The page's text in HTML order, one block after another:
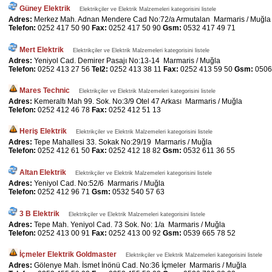
Güney Elektrik Elektrikçiler ve Elektrik Malzemeleri kategorisini listele
Adres: Merkez Mah. Adnan Mendere Cad No:72/a Armutalan Marmaris / Muğla
Telefon: 0252 417 50 90 Fax: 0252 417 50 90 Gsm: 0532 417 49 71
Mert Elektrik Elektrikçiler ve Elektrik Malzemeleri kategorisini listele
Adres: Yeniyol Cad. Demirer Pasajı No:13-14 Marmaris / Muğla
Telefon: 0252 413 27 56 Tel2: 0252 413 38 11 Fax: 0252 413 59 50 Gsm:
Mares Technic Elektrikçiler ve Elektrik Malzemeleri kategorisini listele
Adres: Kemeraltı Mah 99. Sok. No:3/9 Otel 47 Arkası Marmaris / Muğla
Telefon: 0252 412 46 78 Fax: 0252 412 51 13
Heriş Elektrik Elektrikçiler ve Elektrik Malzemeleri kategorisini listele
Adres: Tepe Mahallesi 33. Sokak No:29/19 Marmaris / Muğla
Telefon: 0252 412 61 50 Fax: 0252 412 18 82 Gsm: 0532 611 36 55
Altan Elektrik Elektrikçiler ve Elektrik Malzemeleri kategorisini listele
Adres: Yeniyol Cad. No:52/6 Marmaris / Muğla
Telefon: 0252 412 96 71 Gsm: 0532 540 57 63
3 B Elektrik Elektrikçiler ve Elektrik Malzemeleri kategorisini listele
Adres: Tepe Mah. Yeniyol Cad. 73 Sok. No: 1/a Marmaris / Muğla
Telefon: 0252 413 00 91 Fax: 0252 413 00 92 Gsm: 0539 665 78 52
İçmeler Elektrik Goldmaster Elektrikçiler ve Elektrik Malzemeleri kategorisini listele
Adres: Gölenye Mah. İsmet İnönü Cad. No:36 İçmeler Marmaris / Muğla